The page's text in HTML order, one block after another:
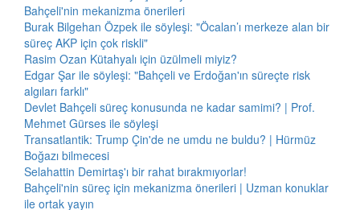
Bahçeli'nin mekanizma önerileri
Burak Bilgehan Özpek ile söyleşi: "Öcalan’ı merkeze alan bir
süreç AKP için çok riskli"
Rasim Ozan Kütahyalı için üzülmeli miyiz?
Edgar Şar ile söyleşi: "Bahçeli ve Erdoğan'ın süreçte risk
algıları farklı"
Devlet Bahçeli süreç konusunda ne kadar samimi? | Prof.
Mehmet Gürses ile söyleşi
Transatlantik: Trump Çin'de ne umdu ne buldu? | Hürmüz
Boğazı bilmecesi
Selahattin Demirtaş'ı bir rahat bırakmıyorlar!
Bahçeli'nin süreç için mekanizma önerileri | Uzman konuklar
ile ortak yayın